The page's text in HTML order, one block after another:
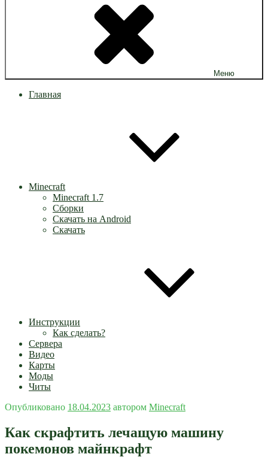
Меню
Главная
Minecraft
Minecraft 1.7
Сборки
Скачать на Android
Скачать
Инструкции
Как сделать?
Сервера
Видео
Карты
Моды
Читы
Опубликовано 18.04.2023 автором Minecraft
Как скрафтить лечащую машину
покемонов майнкрафт